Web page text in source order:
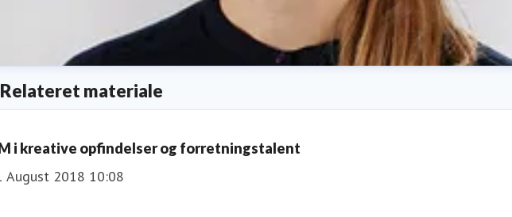
Relateret materiale
i kreative opfindelser og forretningstalent
August 2018 10:08